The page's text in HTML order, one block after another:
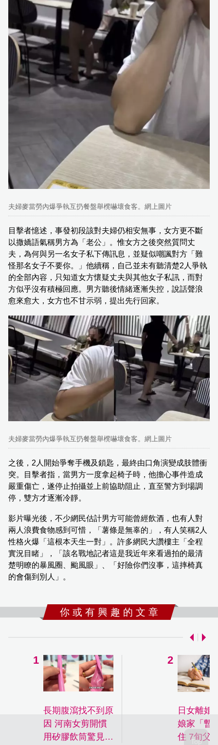
夫婦麥當勞內爆爭執互扔餐盤舉櫈嚇壞食客。網上圖片
目擊者憶述，事發初段該對夫婦仍相安無事，女方更不斷
以撒嬌語氣稱男方為「老公」。惟女方之後突然質問丈
夫，為何與另一名女子私下傳訊息，並疑似嘲諷對方「難
怪那名女子不要你。」他續稱，自己並未有聽清楚2人爭執
的全部內容，只知道女方懷疑丈夫與其他女子私訊，而對
方似乎沒有積極回應。男方聽後情緒逐漸失控，說話聲浪
愈來愈大，女方也不甘示弱，提出先行回家。
夫婦麥當勞內爆爭執互扔餐盤舉櫈嚇壞食客。網上圖片
之後，2人開始爭奪手機及鎖匙，最終由口角演變成肢體衝
突。目擊者指，當男方一度拿起椅子時，他擔心事件造成
嚴重傷亡，遂停止拍攝並上前協助阻止，直至警方到場調
停，雙方才逐漸冷靜。
影片曝光後，不少網民估計男方可能曾經飲酒，也有人對
兩人浪費食物感到可惜，「薯條是無辜的」，有人笑稱2人
性格火爆「這根本天生一對」。許多網民大讚樓主「全程
實況目睹」，「該名戰地記者這是我近年來看過拍的最清
楚明瞭的暴風圈、颱風眼」、「好險你們沒事，這摔椅真
的會傷到別人」。
你 或 有 興 趣 的 文 章
長期腹瀉找不到原
因 河南女剪開慣
用矽膠飲筒驚見超
日女離婚
娘家「暫
住 7旬父